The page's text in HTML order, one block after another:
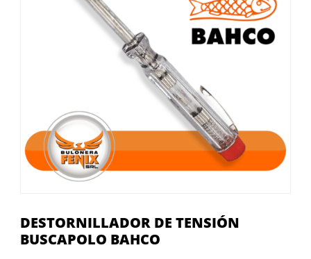
DESTORNILLADOR DE TENSIÓN
BUSCAPOLO BAHCO